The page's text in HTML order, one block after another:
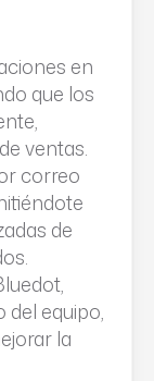
en
que los
ventas.
correo
de
del equipo,
la